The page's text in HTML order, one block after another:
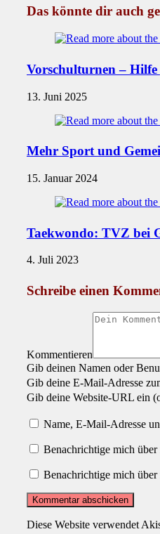
Das könnte dir auch
Vorschulturnen – Hilfe
13. Juni 2025
Mehr Sport und
15. Januar 2024
Taekwondo: TVZ bei
4. Juli 2023
Schreibe einen
Kommentieren
Gib deinen Namen oder
Gib deine E-Mail-Adresse
Gib deine Website-URL ein
Name, E-Mail-Adresse
Benachrichtige mich
Benachrichtige mich
Diese Website verwendet